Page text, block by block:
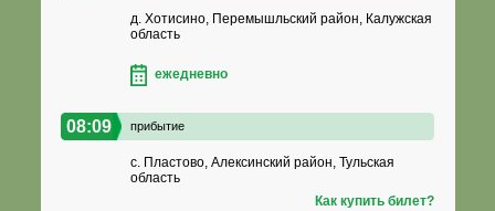
д. Хотисино, Перемышльский район, Калужская
область
ежедневно
08:09 прибытие
с. Пластово, Алексинский район, Тульская
область
Как купить билет?